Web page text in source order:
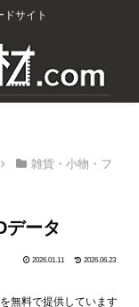
サイト
雑貨・小物・フ
データ
2026.01.11 2026.06.23
無料で提供しています